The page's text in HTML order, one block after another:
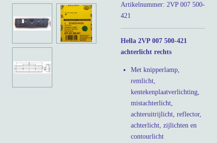
Artikelnummer: 2VP 007 500-
421
Hella 2VP 007 500-421
achterlicht rechts
Met knipperlamp,
remlicht,
kentekenplaatverlichting,
mistachterlicht,
achteruitrijlicht, reflector,
achterlicht, zijlichten en
contourlicht